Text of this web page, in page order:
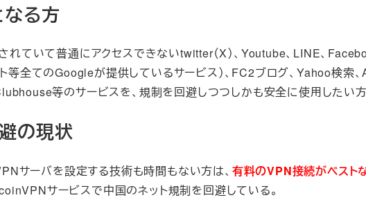
る方
れていて普通にアクセスできないtwitter（X）、Youtube、LINE、
等全てのGoogleが提供しているサービス）、FC2ブログ、Yahoo検索
等のサービスを、規制を回避しつつしかも安全に使用したい方
の現状
サーバを設定する技術も時間もない方は、 有料のVPN接続がベスト
サービスで中国のネット規制を回避している。